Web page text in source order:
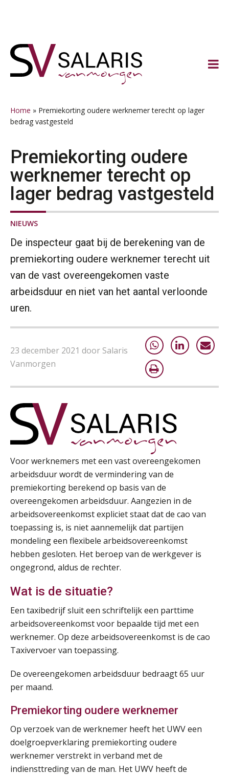
naar
hoofdnavigatie
naar
hoofd
naar
eerste
naar
voettekst
Home » Premiekorting oudere werknemer terecht op lager
bedrag vastgesteld
Premiekorting oudere
werknemer terecht op
lager bedrag vastgesteld
NIEUWS
De inspecteur gaat bij de berekening van de
premiekorting oudere werknemer terecht uit
van de vast overeengekomen vaste
arbeidsduur en niet van het aantal verloonde
uren.
23 december 2021 door Salaris
Vanmorgen
Voor werknemers met een vast overeengekomen
arbeidsduur wordt de vermindering van de
premiekorting berekend op basis van de
overeengekomen arbeidsduur. Aangezien in de
arbeidsovereenkomst expliciet staat dat de cao van
toepassing is, is niet aannemelijk dat partijen
mondeling een flexibele arbeidsovereenkomst
hebben gesloten. Het beroep van de werkgever is
ongegrond, aldus de rechter.
Wat is de situatie?
Een taxibedrijf sluit een schriftelijk een parttime
arbeidsovereenkomst voor bepaalde tijd met een
werknemer. Op deze arbeidsovereenkomst is de cao
Taxivervoer van toepassing.
De overeengekomen arbeidsduur bedraagt 65 uur
per maand.
Premiekorting oudere werknemer
Op verzoek van de werknemer heeft het UWV een
doelgroepverklaring premiekorting oudere
werknemer verstrekt in verband met de
indiensttreding van de man. Het UWV heeft de
07
Markus Verbeek Praehep
11
AUG
Markus Verbeek Praehep